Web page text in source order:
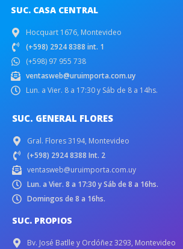
SUC. CASA CENTRAL
Hocquart 1676, Montevideo
(+598) 2924 8388 int. 1
(+598) 97 955 738
ventasweb@uruimporta.com.uy
Lun. a Vier. 8 a 17:30 y Sáb de 8 a 14hs.
SUC. GENERAL FLORES
Gral. Flores 3194, Montevideo
(+598) 2924 8388 Int. 2
ventasweb@uruimporta.com.uy
Lun. a Vier. 8 a 17:30 y Sáb de 8 a 16hs.
Domingos de 8 a 16hs.
SUC. PROPIOS
Bv. José Batlle y Ordóñez 3293, Montevideo